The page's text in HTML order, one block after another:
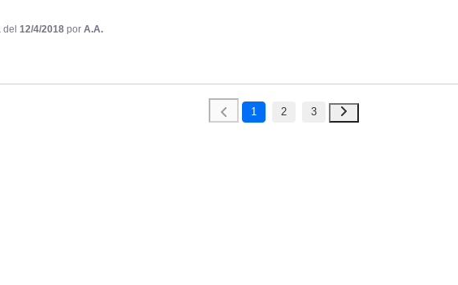
12/4/2018 por A.A.
1 2 3